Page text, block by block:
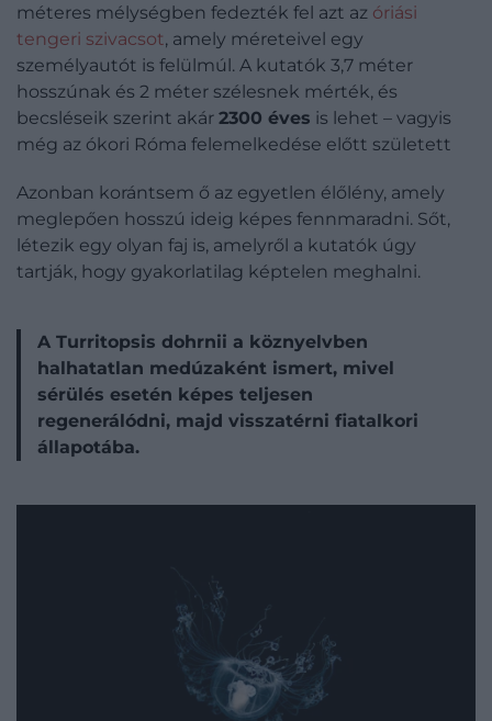
méteres mélységben fedezték fel azt az óriási
tengeri szivacsot, amely méreteivel egy
személyautót is felülmúl. A kutatók 3,7 méter
hosszúnak és 2 méter szélesnek mérték, és
becsléseik szerint akár 2300 éves is lehet – vagyis
még az ókori Róma felemelkedése előtt született
Azonban korántsem ő az egyetlen élőlény, amely
meglepően hosszú ideig képes fennmaradni. Sőt,
létezik egy olyan faj is, amelyről a kutatók úgy
tartják, hogy gyakorlatilag képtelen meghalni.
A Turritopsis dohrnii a köznyelvben
halhatatlan medúzaként ismert, mivel
sérülés esetén képes teljesen
regenerálódni, majd visszatérni fiatalkori
állapotába.